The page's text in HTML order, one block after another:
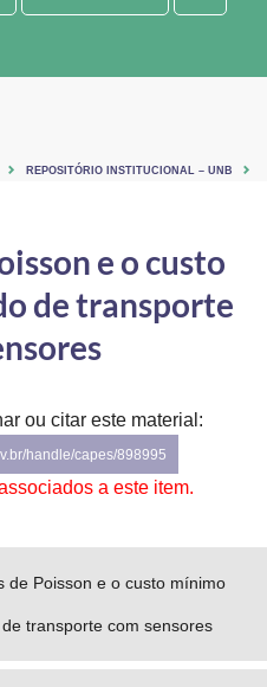
Humanos
REPOSITÓRIO INSTITUCIONAL – UNB
e o custo
de transporte
ou citar este material:
handle/capes/898995
a este item.
de Poisson e o custo mínimo
transporte com sensores